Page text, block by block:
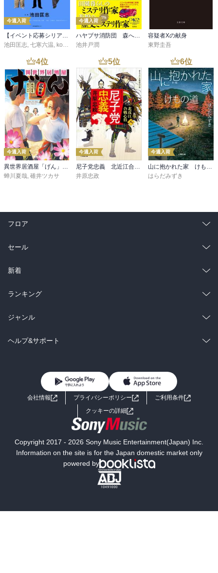
今週入荷
【イベント応募シリアルコード付】池田匡志出演・オーディオフォトブック「あの日」SPECIAL EDITION（音声／動画付）
池田匡志, 七寒六温, konoko58 ,村崎キコ
今週入荷
ハヤブサ消防団 森へつづく道
池井戸潤
容疑者Xの献身
東野圭吾
4位
今週入荷
異世界居酒屋「げん」三杯目
蝉川夏哉, 碓井ツカサ
5位
今週入荷
尼子党忠義 北近江合戦心得〈八〉
井原忠政
6位
今週入荷
山に抱かれた家 けもの道
はらだみずき
フロア
総合
ラノベ
雑誌・グラビア
BL・TL
セール
総合
ラノベ
雑誌・グラビア
BL・TL
新着
総合
ラノベ
雑誌・グラビア
ランキング
総合
ラノベ
ジャンル
コミック
ライトノベル 男子向けラノベ
小説
海外小説
ミステリー SF
文学
ヘルプ&サポート
よくあるご質問 お問い合わせ
会社情報 プライバシーポリシー
ご利用条件
クッキーの詳細
Copyright 2017 - 2026 Sony Music Entertainment(Japan) Inc.
Information on the site is for the Japan domestic market only
powered by